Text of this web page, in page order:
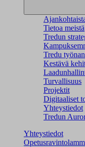
Tietoa meistä
Tredun
Tredu
Kestävä
Turvallisuus
Projektit
Digitaaliset
Yhteystiedot
Tredun
Yhteystiedot